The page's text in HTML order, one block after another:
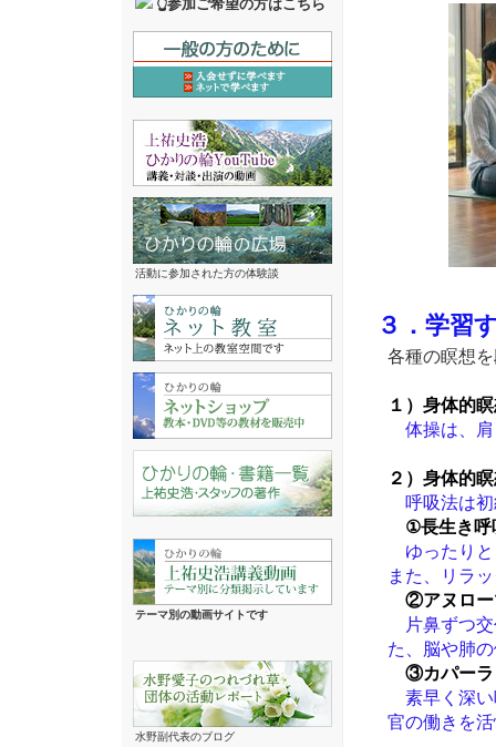
３．学習
各種の瞑想
１）身体的
体操は、
２）身体的
呼吸法は初
①長生き呼
ゆったり
また、リラ
②アヌロー
片鼻ずつ
た、脳や肺
③カパーラ
素早く深
官の働きを
👆参加ご希望の方はこちら
活動に参加された方の体験談
テーマ別の動画サイトです
水野副代表のブログ